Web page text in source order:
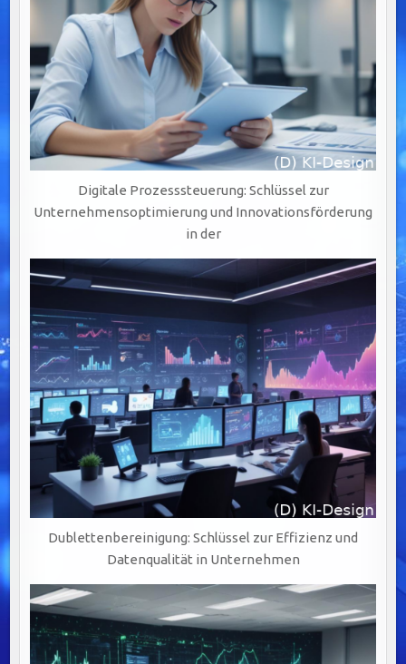
Digitale Prozesssteuerung: Schlüssel zur
Unternehmensoptimierung und Innovationsförderung
in der
Dublettenbereinigung: Schlüssel zur Effizienz und
Datenqualität in Unternehmen